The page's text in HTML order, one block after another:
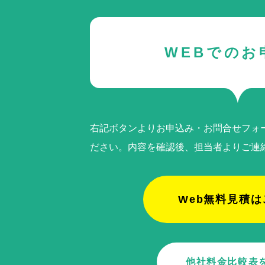
WEBでのお
右記ボタンよりお申込み・お問合せフォ
ださい。内容を確認後、担当者よりご連
Web無料見積は
他社料金比較表